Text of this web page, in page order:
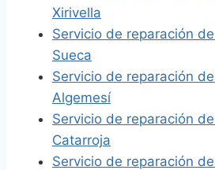
Xirivella
Servicio de reparación
Sueca
Servicio de reparación
Algemesí
Servicio de reparación
Catarroja
Servicio de reparación